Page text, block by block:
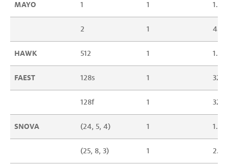
MAYO 1 1
2 1
HAWK 512 1
FAEST 128s 1 32
128f 1 32
SNOVA (24, 5, 4) 1
(25, 8, 3) 1